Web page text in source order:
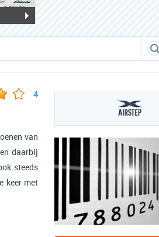
4
van
daarbij
steeds
keer met